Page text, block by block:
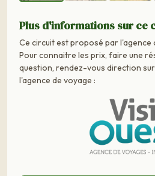
Plus d'informations sur ce
Ce circuit est proposé par l'agence
Pour connaitre les prix, faire une
question, rendez-vous direction
l'agence de voyage :